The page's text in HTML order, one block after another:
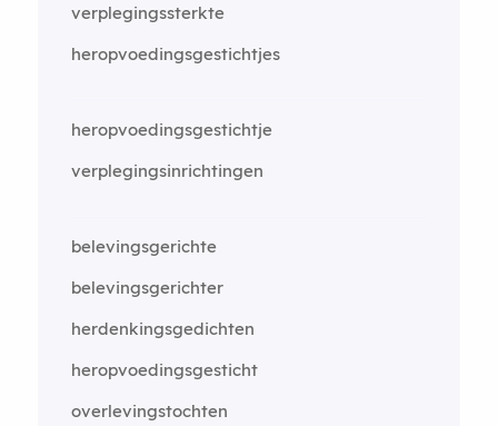
verplegingssterkte
heropvoedingsgestichtjes
heropvoedingsgestichtje
verplegingsinrichtingen
belevingsgerichte
belevingsgerichter
herdenkingsgedichten
heropvoedingsgesticht
overlevingstochten